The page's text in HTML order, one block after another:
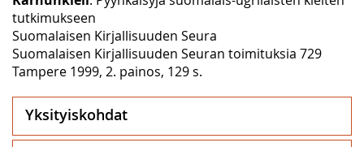
tutkimukseen
Suomalaisen Kirjallisuuden Seura
Suomalaisen Kirjallisuuden Seuran toimituksia 729
Tampere 1999, 2. painos, 129 s.
Yksityiskohdat